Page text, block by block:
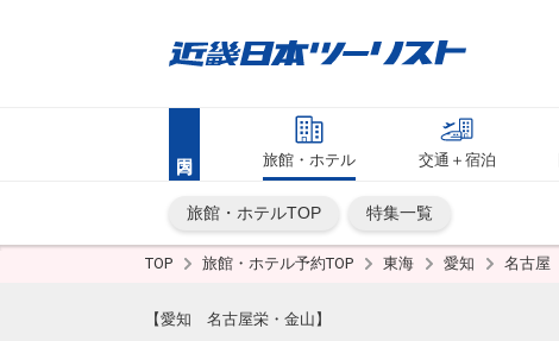
旅館・ホテル 交通＋宿泊
旅館・ホテルTOP 特集一覧
TOP 旅館・ホテル予約TOP 東海 愛知 名古屋
【愛知 名古屋栄・金山】